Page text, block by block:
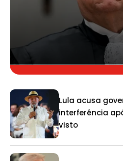
Lula acusa
interferência
visto